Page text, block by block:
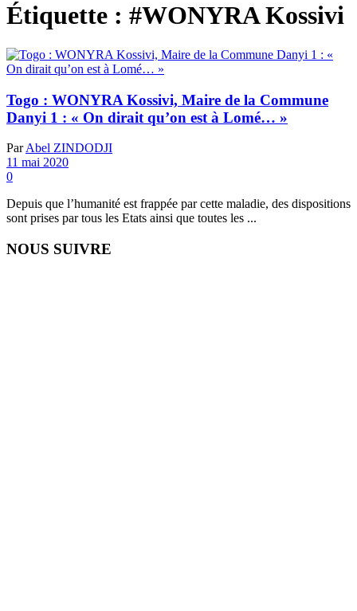
Étiquette : #WONYRA Kossivi
Togo : WONYRA Kossivi, Maire de la Commune
Danyi 1 : « On dirait qu’on est à Lomé… »
Par Abel ZINDODJI
11 mai 2020
0
Depuis que l’humanité est frappée par cette maladie, des dispositions
sont prises par tous les Etats ainsi que toutes les ...
NOUS SUIVRE